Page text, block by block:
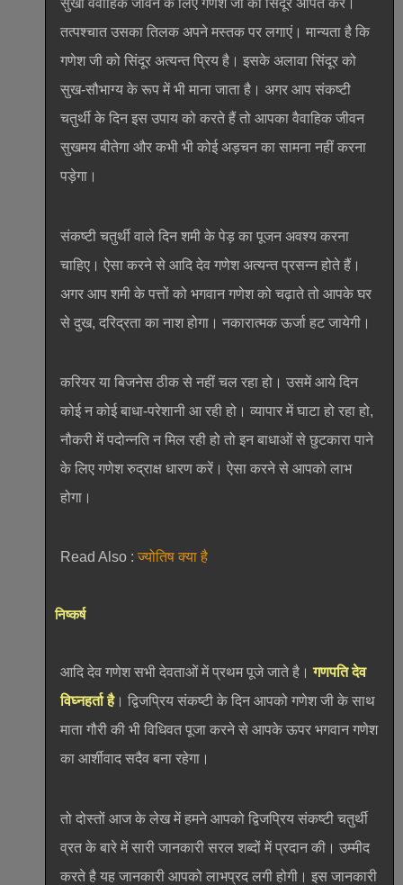
सुखी वैवाहिक जीवन के लिए गणेश जी को सिंदूर अर्पित करें।
तत्पश्चात उसका तिलक अपने मस्तक पर लगाएं। मान्यता है कि
गणेश जी को सिंदूर अत्यन्त प्रिय है। इसके अलावा सिंदूर को
सुख-सौभाग्य के रूप में भी माना जाता है। अगर आप संकष्टी
चतुर्थी के दिन इस उपाय को करते हैं तो आपका वैवाहिक जीवन
सुखमय बीतेगा और कभी भी कोई अड़चन का सामना नहीं करना
पड़ेगा।
संकष्टी चतुर्थी वाले दिन शमी के पेड़ का पूजन अवश्य करना
चाहिए। ऐसा करने से आदि देव गणेश अत्यन्त प्रसन्न होते हैं।
अगर आप शमी के पत्तों को भगवान गणेश को चढ़ाते तो आपके घर
से दुख, दरिद्रता का नाश होगा। नकारात्मक ऊर्जा हट जायेगी।
करियर या बिजनेस ठीक से नहीं चल रहा हो। उसमें आये दिन
कोई न कोई बाधा-परेशानी आ रही हो। व्यापार में घाटा हो रहा हो,
नौकरी में पदोन्नति न मिल रही हो तो इन बाधाओं से छुटकारा पाने
के लिए गणेश रुद्राक्ष धारण करें। ऐसा करने से आपको लाभ
होगा।
Read Also :ज्योतिष क्या है
निष्कर्ष
आदि देव गणेश सभी देवताओं में प्रथम पूजे जाते है। गणपति देव
विघ्नहर्ता है। द्विजप्रिय संकष्टी के दिन आपको गणेश जी के साथ
माता गौरी की भी विधिवत पूजा करने से आपके ऊपर भगवान गणेश
का आर्शीवाद सदैव बना रहेगा।
तो दोस्तों आज के लेख में हमने आपको द्विजप्रिय संकष्टी चतुर्थी
व्रत के बारे में सारी जानकारी सरल शब्दों में प्रदान की। उम्मीद
करते है यह जानकारी आपको लाभप्रद लगी होगी। इस जानकारी